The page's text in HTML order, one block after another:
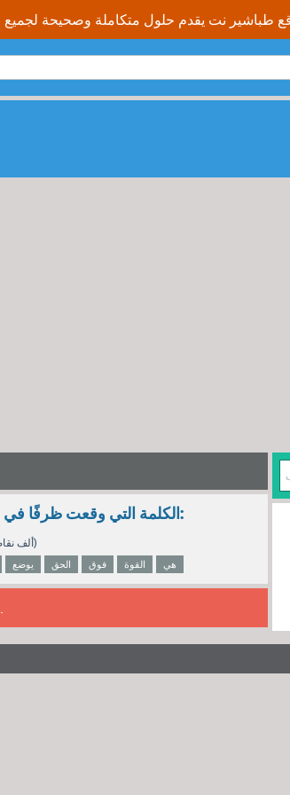
الكلمة التي وقعت ظرفًا في الجملة الآتية (يوضع الحق فوق القوة ) هي:
202ألف نقاط)
يوضع الحق فوق القوة هي